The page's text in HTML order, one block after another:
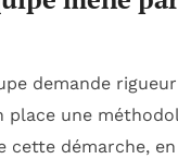
demande
place une
démarche, en